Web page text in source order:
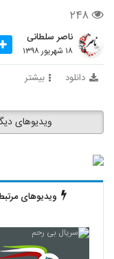
12
13
16
۲۴۸
ناصر سلطانی
۱۸ شهریور ۱۳۹۸
دانلود بیشتر
ویدیوهای
ویدیوهای